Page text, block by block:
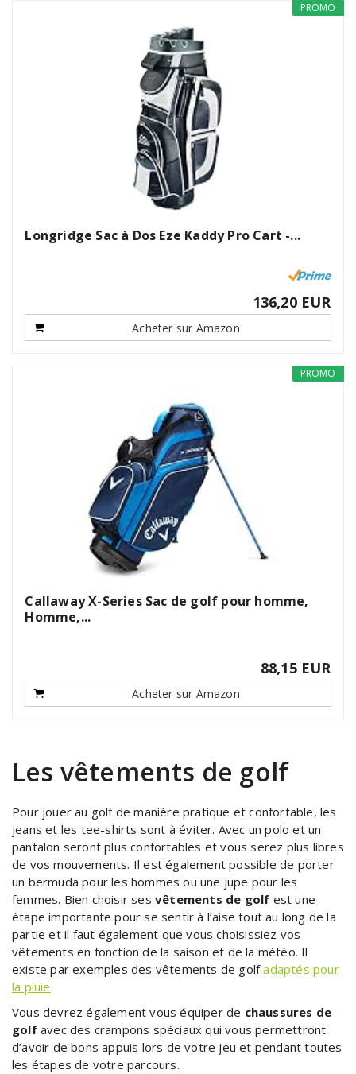
PROMO
Longridge Sac à Dos Eze Kaddy Pro Cart -...
136,20 EUR
Acheter sur Amazon
PROMO
Callaway X-Series Sac de golf pour homme,
Homme,...
88,15 EUR
Acheter sur Amazon
Les vêtements de golf
Pour jouer au golf de manière pratique et confortable, les
jeans et les tee-shirts sont à éviter. Avec un polo et un
pantalon seront plus confortables et vous serez plus libres
de vos mouvements. Il est également possible de porter
un bermuda pour les hommes ou une jupe pour les
femmes. Bien choisir ses vêtements de golf est une
étape importante pour se sentir à l’aise tout au long de la
partie et il faut également que vous choisissiez vos
vêtements en fonction de la saison et de la météo. Il
existe par exemples des vêtements de golfadaptés pour
la pluie.
Vous devrez également vous équiper de chaussures de
golfavec des crampons spéciaux qui vous permettront
d’avoir de bons appuis lors de votre jeu et pendant toutes
les étapes de votre parcours.